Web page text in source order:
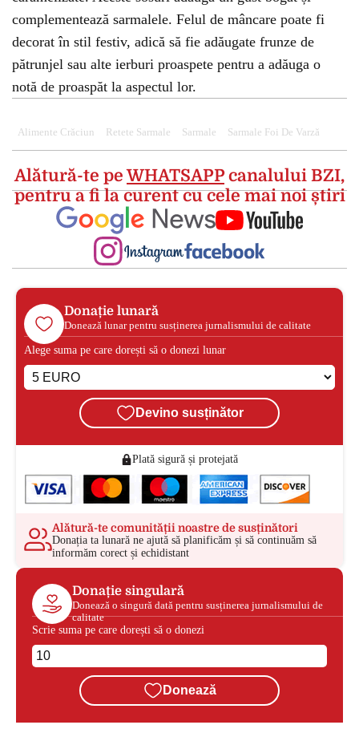
complementează sarmalele. Felul de mâncare poate fi
decorat în stil festiv, adică să fie adăugate frunze de
pătrunjel sau alte ierburi proaspete pentru a adăuga o
notă de proaspăt la aspectul lor.
Alimente Crăciun Retete Sarmale Sarmale Sarmale Foi De Varză
Alătură-te peWHATSAPPcanalului BZI,
pentru a fi la curent cu cele mai noi știri
Donație lunară
Donează lunar pentru susținerea jurnalismului de calitate
Alege suma pe care dorești să o donezi lunar
Devino susținător
Plată sigură și protejată
Alătură-te comunității noastre de susținători
Donația ta lunară ne ajută să planificăm și să continuăm să
informăm corect și echidistant
Donație singulară
Donează o singură dată pentru susținerea jurnalismului de
calitate
Scrie suma pe care dorești să o donezi
Donează